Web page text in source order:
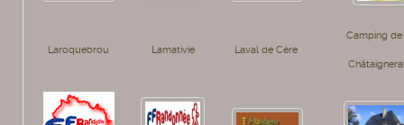
Laroquebrou Lamativie Laval de Cère
Camping de